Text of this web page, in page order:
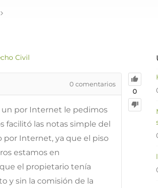
Civil
0
0 comentarios
un por Internet le pedimos
facilitó las notas simple del
por Internet, ya que el piso
estamos en
el propietario tenía
y sin la comisión de la